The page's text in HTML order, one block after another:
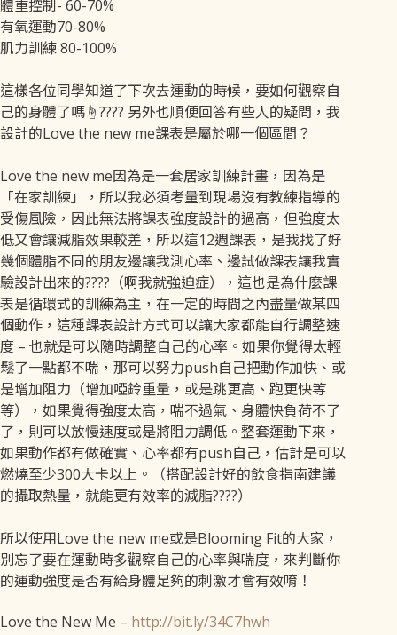
體重控制- 60-70%
有氧運動70-80%
肌力訓練 80-100%
這樣各位同學知道了下次去運動的時候，要如何觀察自
己的身體了嗎☝️???? 另外也順便回答有些人的疑問，我
設計的Love the new me課表是屬於哪一個區間？
Love the new me因為是一套居家訓練計畫，因為是
「在家訓練」，所以我必須考量到現場沒有教練指導的
受傷風險，因此無法將課表強度設計的過高，但強度太
低又會讓減脂效果較差，所以這12週課表，是我找了好
幾個體脂不同的朋友邊讓我測心率、邊試做課表讓我實
驗設計出來的????（啊我就強迫症），這也是為什麼課
表是循環式的訓練為主，在一定的時間之內盡量做某四
個動作，這種課表設計方式可以讓大家都能自行調整速
度 – 也就是可以隨時調整自己的心率。如果你覺得太輕
鬆了一點都不喘，那可以努力push自己把動作加快、或
是增加阻力（增加啞鈴重量，或是跳更高、跑更快等
等），如果覺得強度太高，喘不過氣、身體快負荷不了
了，則可以放慢速度或是將阻力調低。整套運動下來，
如果動作都有做確實、心率都有push自己，估計是可以
燃燒至少300大卡以上。（搭配設計好的飲食指南建議
的攝取熱量，就能更有效率的減脂????）
所以使用Love the new me或是Blooming Fit的大家，
別忘了要在運動時多觀察自己的心率與喘度，來判斷你
的運動強度是否有給身體足夠的刺激才會有效唷！
Love the New Me – http://bit.ly/34C7hwh